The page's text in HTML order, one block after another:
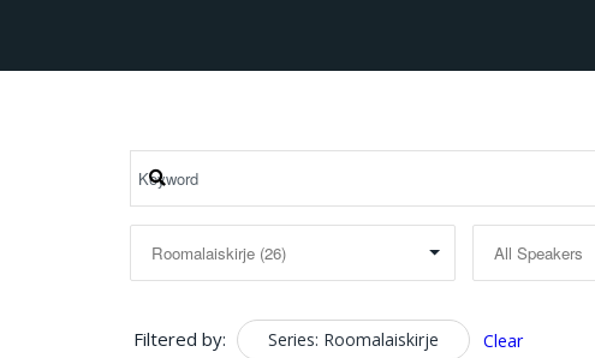
Filtered by: Series: Roomalaiskirje Clear